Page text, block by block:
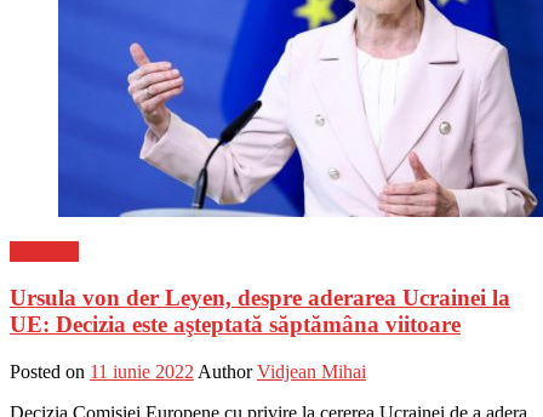
Ursula von der Leyen, despre aderarea Ucrainei la
UE: Decizia este aşteptată săptămâna viitoare
Posted on 11 iunie 2022 Author Vidjean Mihai